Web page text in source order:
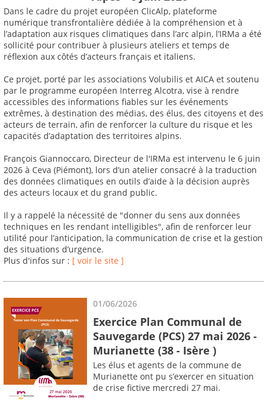
Dans le cadre du projet européen ClicAlp, plateforme
numérique transfrontalière dédiée à la compréhension et à
l’adaptation aux risques climatiques dans l’arc alpin, l’IRMa a été
sollicité pour contribuer à plusieurs ateliers et temps de
réflexion aux côtés d’acteurs français et italiens.
Ce projet, porté par les associations Volubilis et AICA et soutenu
par le programme européen Interreg Alcotra, vise à rendre
accessibles des informations fiables sur les événements
extrêmes, à destination des médias, des élus, des citoyens et des
acteurs de terrain, afin de renforcer la culture du risque et les
capacités d’adaptation des territoires alpins.
François Giannoccaro, Directeur de l'IRMa est intervenu le 6 juin
2026 à Ceva (Piémont), lors d’un atelier consacré à la traduction
des données climatiques en outils d’aide à la décision auprès
des acteurs locaux et du grand public.
Il y a rappelé la nécessité de "donner du sens aux données
techniques en les rendant intelligibles", afin de renforcer leur
utilité pour l’anticipation, la communication de crise et la gestion
des situations d’urgence.
Plus d'infos sur : [ voir le site ]
01/06/2026
Exercice Plan Communal de
Sauvegarde (PCS) 27 mai 2026 -
Murianette (38 - Isère )
Les élus et agents de la commune de
Murianette ont pu s’exercer en situation
de crise fictive mercredi 27 mai.